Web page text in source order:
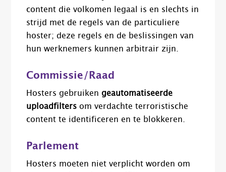
content die volkomen legaal is en slechts in
strijd met de regels van de particuliere
hoster; deze regels en de beslissingen van
hun werknemers kunnen arbitrair zijn.
Commissie/Raad
Hosters gebruikengeautomatiseerde
uploadfilters om verdachte terroristische
content te identificeren en te blokkeren.
Parlement
Hosters moeten niet verplicht worden om